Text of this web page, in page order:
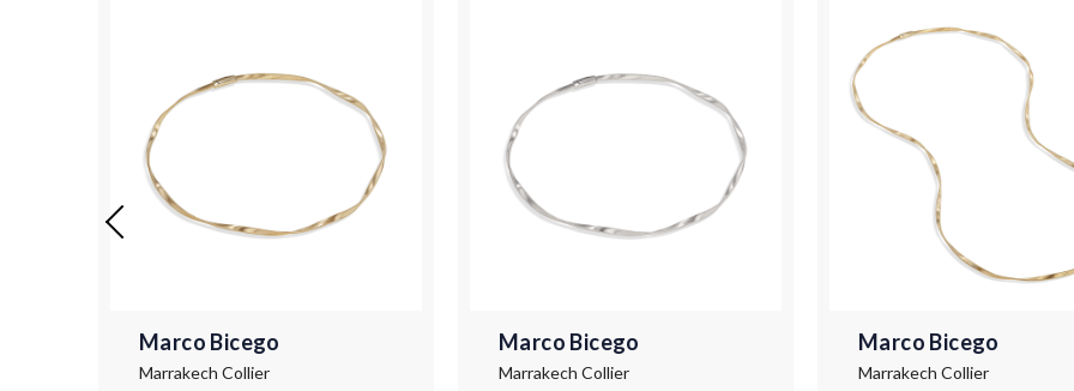
Marco Bicego
Marrakech Collier
Marco Bicego
Marrakech Collier
Marco Bicego
Marrakech Collier